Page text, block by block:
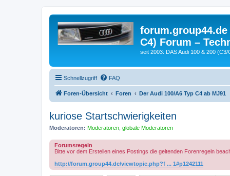
forum.group44.de
C4) Forum –
seit 2003: DAS Audi 100 & 200
Schnellzugriff FAQ
Foren-Übersicht Foren Der Audi 100/A6 Typ C4 ab MJ91
kuriose Startschwierigkeiten
Moderatoren: Moderatoren globale Moderatoren
Forumsregeln
Bitte vor dem Erstellen eines Postings die geltenden Forenregeln
http://forum.group44.de/viewtopic.php?f ... 1#p1242111